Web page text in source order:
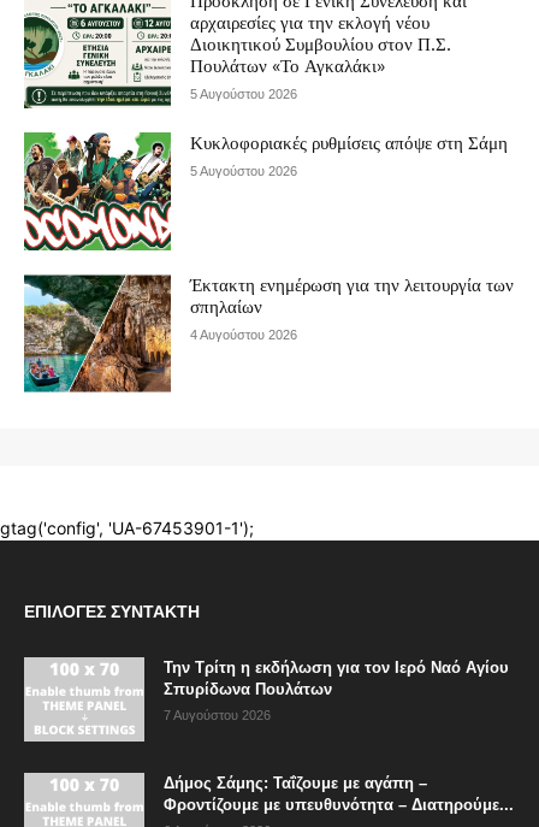
ΕΠΙΛΟΓΈΣ ΣΥΝΤΆΚΤΗ
Την Τρίτη η εκδήλωση για τον Ιερό Ναό Αγίου
Σπυρίδωνα Πουλάτων
7 Αυγούστου 2026
Δήμος Σάμης: Ταΐζουμε με αγάπη –
Φροντίζουμε με υπευθυνότητα – Διατηρούμε...